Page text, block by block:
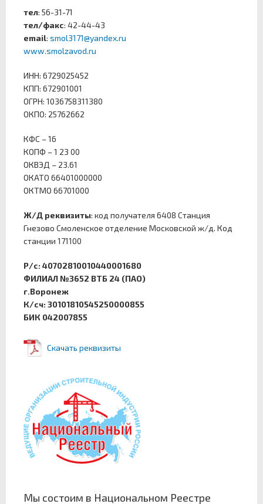
тел: 56-31-71
тел/факс: 42-44-43
email: smol3171@yandex.ru
www.smolzavod.ru
ИНН: 6729025452
КПП: 672901001
ОГРН: 1036758311380
ОКПО: 25762662
КФС – 16
КОПФ – 1 23 00
ОКВЭД – 23.61
ОКАТО 66401000000
ОКТМО 66701000
Ж/Д реквизиты: код получателя 6408 Станция
Гнезово Смоленское отделение Московской ж/д. Код
станции 171100
Р/с: 40702810010440001680
ФИЛИАЛ №3652 ВТБ 24 (ПАО)
г.Воронеж
К/сч: 30101810545250000855
БИК 042007855
Скачать реквизиты
Мы состоим в Национальном Реестре